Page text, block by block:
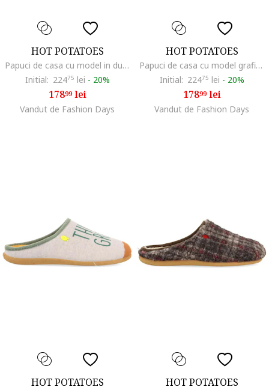
HOT POTATOES
Papuci de casa cu model in dungi, Multicolor
Initial: 22475 lei - 20%
17899lei
Vandut de Fashion Days
HOT POTATOES
Papuci de casa cu model grafic, Gri
Initial: 22475 lei - 20%
17899lei
Vandut de Fashion Days
HOT POTATOES HOT POTATOES